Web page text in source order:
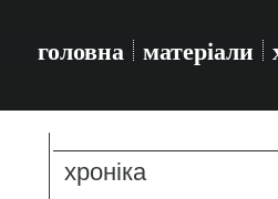
головна матеріали
хроніка